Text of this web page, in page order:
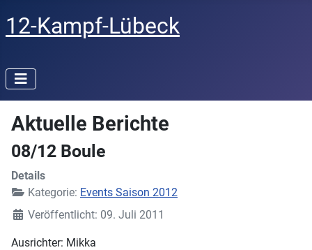
12-Kampf-Lübeck
Aktuelle Berichte
08/12 Boule
Details
Kategorie: Events Saison 2012
Veröffentlicht: 09. Juli 2011
Ausrichter: Mikka